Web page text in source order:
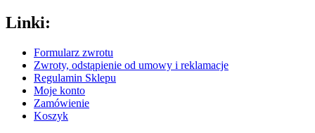
Linki:
Formularz zwrotu
Zwroty, odstąpienie od umowy i reklamacje
Regulamin Sklepu
Moje konto
Zamówienie
Koszyk